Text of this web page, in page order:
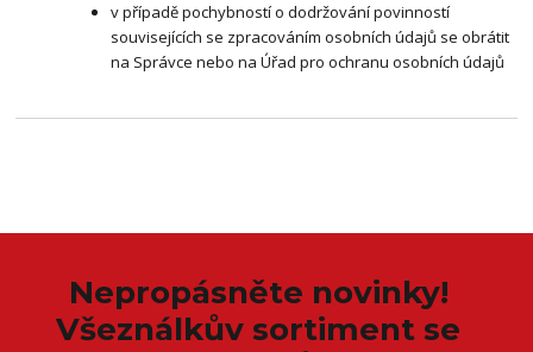
v případě pochybností o dodržování povinností
souvisejících se zpracováním osobních údajů se obrátit
na Správce nebo na Úřad pro ochranu osobních údajů
Nepropásněte novinky!
Všeználkův sortiment se